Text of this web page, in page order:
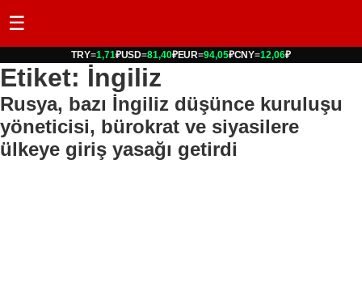
☰
TRY=1,71₽USD=81,40₽EUR=94,05₽CNY=12,06₽
Etiket: İngiliz
Rusya, bazı İngiliz düşünce kuruluşu
yöneticisi, bürokrat ve siyasilere
ülkeye giriş yasağı getirdi